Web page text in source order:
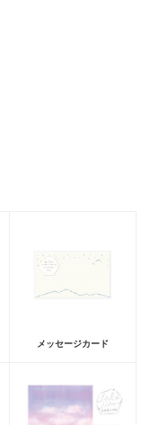
メッセージカード